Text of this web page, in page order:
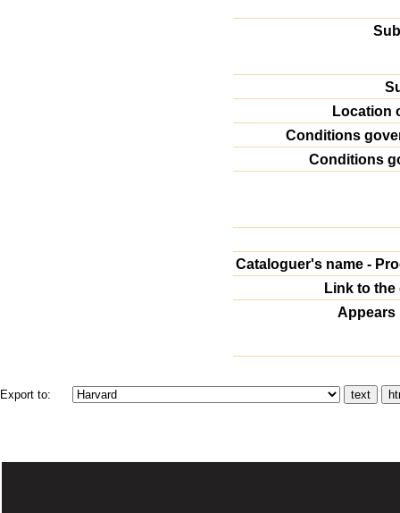
Location
Conditions
Conditions
Cataloguer's name -
Link to
Appears
Export to: